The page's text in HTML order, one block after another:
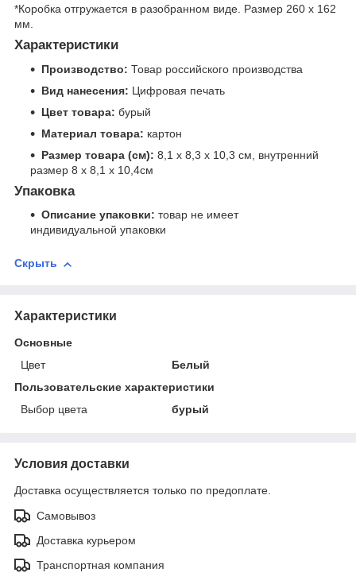
*Коробка отгружается в разобранном виде. Размер 260 х 162
мм.
Характеристики
Производство: Товар российского производства
Вид нанесения: Цифровая печать
Цвет товара: бурый
Материал товара: картон
Размер товара (см): 8,1 х 8,3 х 10,3 см, внутренний
размер 8 х 8,1 х 10,4см
Упаковка
Описание упаковки: товар не имеет
индивидуальной упаковки
Скрыть
Характеристики
Основные
Цвет
Белый
Пользовательские характеристики
Выбор цвета
бурый
Условия доставки
Доставка осуществляется только по предоплате.
Самовывоз
Доставка курьером
Транспортная компания